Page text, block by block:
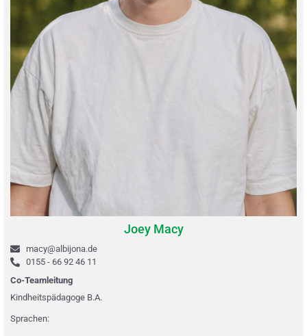
Joey Macy
macy@albijona.de
0155 - 66 92 46 11
Co-Teamleitung
Kindheitspädagoge B.A.
Sprachen: